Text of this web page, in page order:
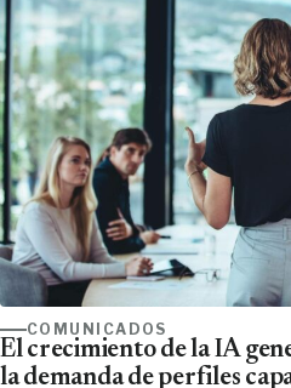
COMUNICADOS
El crecimiento de la IA
la demanda de perfiles